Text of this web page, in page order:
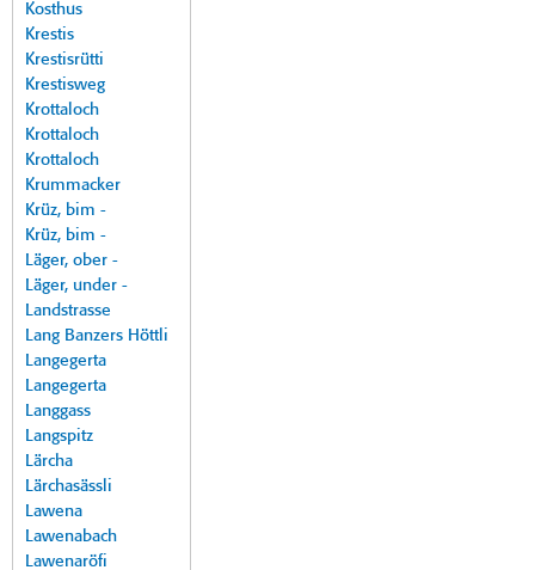
Kosthus
Krestis
Krestisrütti
Krestisweg
Krottaloch
Krottaloch
Krottaloch
Krummacker
Krüz, bim -
Krüz, bim -
Läger, ober -
Läger, under -
Landstrasse
Lang Banzers Höttli
Langegerta
Langegerta
Langgass
Langspitz
Lärcha
Lärchasässli
Lawena
Lawenabach
Lawenaröfi